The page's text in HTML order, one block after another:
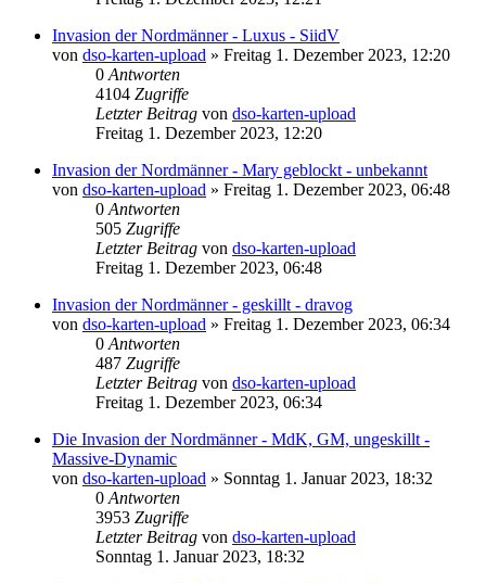
Invasion der Nordmänner - Luxus - SiidV
von dso-karten-upload » Freitag 1. Dezember 2023, 12:20
0Antworten
4104 Zugriffe
Letzter Beitrag von dso-karten-upload
Freitag 1. Dezember 2023, 12:20
Invasion der Nordmänner - Mary geblockt - unbekannt
von dso-karten-upload » Freitag 1. Dezember 2023, 06:48
0Antworten
505 Zugriffe
Letzter Beitrag von dso-karten-upload
Freitag 1. Dezember 2023, 06:48
Invasion der Nordmänner - geskillt - dravog
von dso-karten-upload » Freitag 1. Dezember 2023, 06:34
0Antworten
487 Zugriffe
Letzter Beitrag von dso-karten-upload
Freitag 1. Dezember 2023, 06:34
Die Invasion der Nordmänner - MdK, GM, ungeskillt -
Massive-Dynamic
von dso-karten-upload » Sonntag 1. Januar 2023, 18:32
0Antworten
3953 Zugriffe
Letzter Beitrag von dso-karten-upload
Sonntag 1. Januar 2023, 18:32